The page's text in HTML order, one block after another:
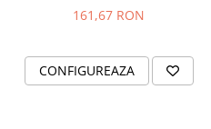
LOW BATERY
161,67 RON
CONFIGUREAZA